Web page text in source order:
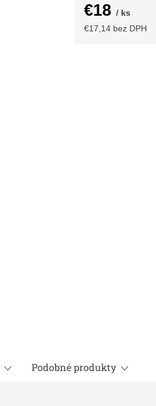
€18 / ks
€17,14 bez DPH
Podobné produkty